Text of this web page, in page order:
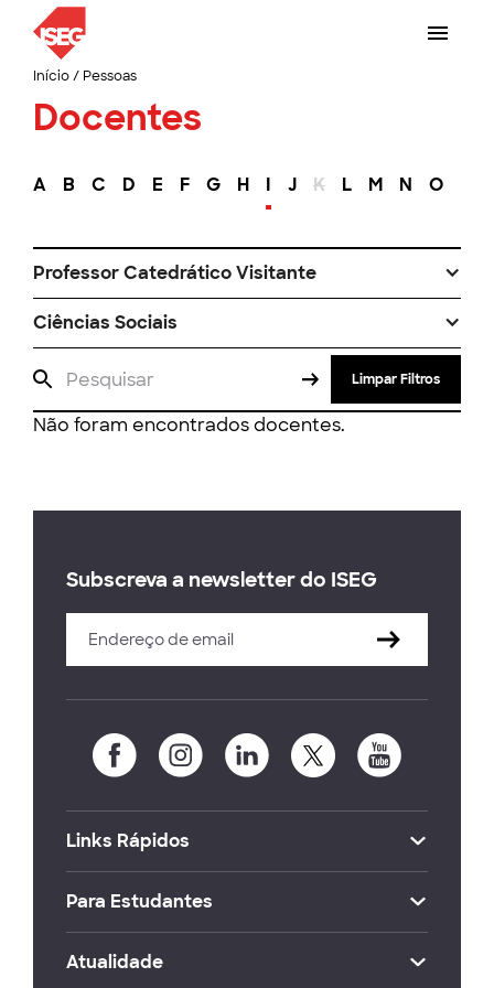
Início/ Pessoas
Docentes
A B C D E F G H I J K L M N O
Professor Catedrático Visitante
Ciências Sociais
Limpar Filtros
Não foram encontrados docentes.
Subscreva a newsletter do ISEG
Links Rápidos
Para Estudantes
Atualidade